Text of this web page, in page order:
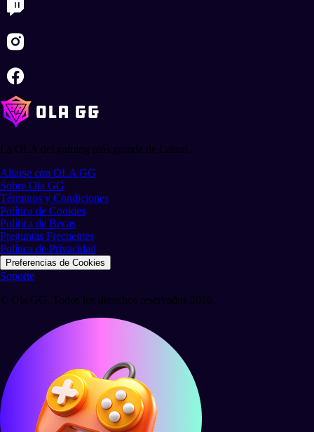
La OLA del gaming más grande de Latam.
Aliarse con OLA GG
Sobre Ola GG
Términos y Condiciones
Política de Cookies
Política de Becas
Preguntas Frecuentes
Política de Privacidad
Preferencias de Cookies
Soporte
© Ola GG. Todos los derechos reservados 2026.